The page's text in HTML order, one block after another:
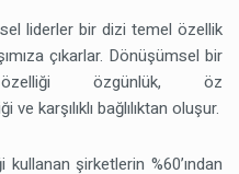
liderler bir dizi temel özellik
çıkarlar. Dönüşümsel bir
özgünlük, öz
karşılıklı bağlılıktan oluşur.
şirketlerin %60’ından